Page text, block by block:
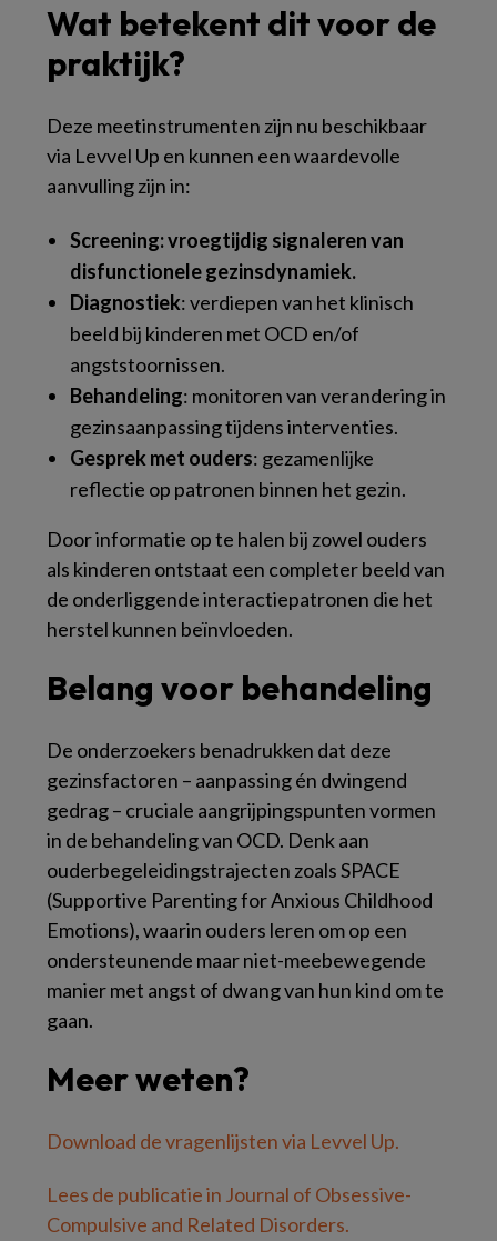
Wat betekent dit voor de
praktijk?
Deze meetinstrumenten zijn nu beschikbaar
via Levvel Up en kunnen een waardevolle
aanvulling zijn in:
Screening: vroegtijdig signaleren van
disfunctionele gezinsdynamiek.
Diagnostiek: verdiepen van het klinisch
beeld bij kinderen met OCD en/of
angststoornissen.
Behandeling: monitoren van verandering in
gezinsaanpassing tijdens interventies.
Gesprek met ouders: gezamenlijke
reflectie op patronen binnen het gezin.
Door informatie op te halen bij zowel ouders
als kinderen ontstaat een completer beeld van
de onderliggende interactiepatronen die het
herstel kunnen beïnvloeden.
Belang voor behandeling
De onderzoekers benadrukken dat deze
gezinsfactoren – aanpassing én dwingend
gedrag – cruciale aangrijpingspunten vormen
in de behandeling van OCD. Denk aan
ouderbegeleidingstrajecten zoals SPACE
(Supportive Parenting for Anxious Childhood
Emotions), waarin ouders leren om op een
ondersteunende maar niet-meebewegende
manier met angst of dwang van hun kind om te
gaan.
Meer weten?
Download de vragenlijsten via Levvel Up.
Lees de publicatie in Journal of Obsessive-
Compulsive and Related Disorders.